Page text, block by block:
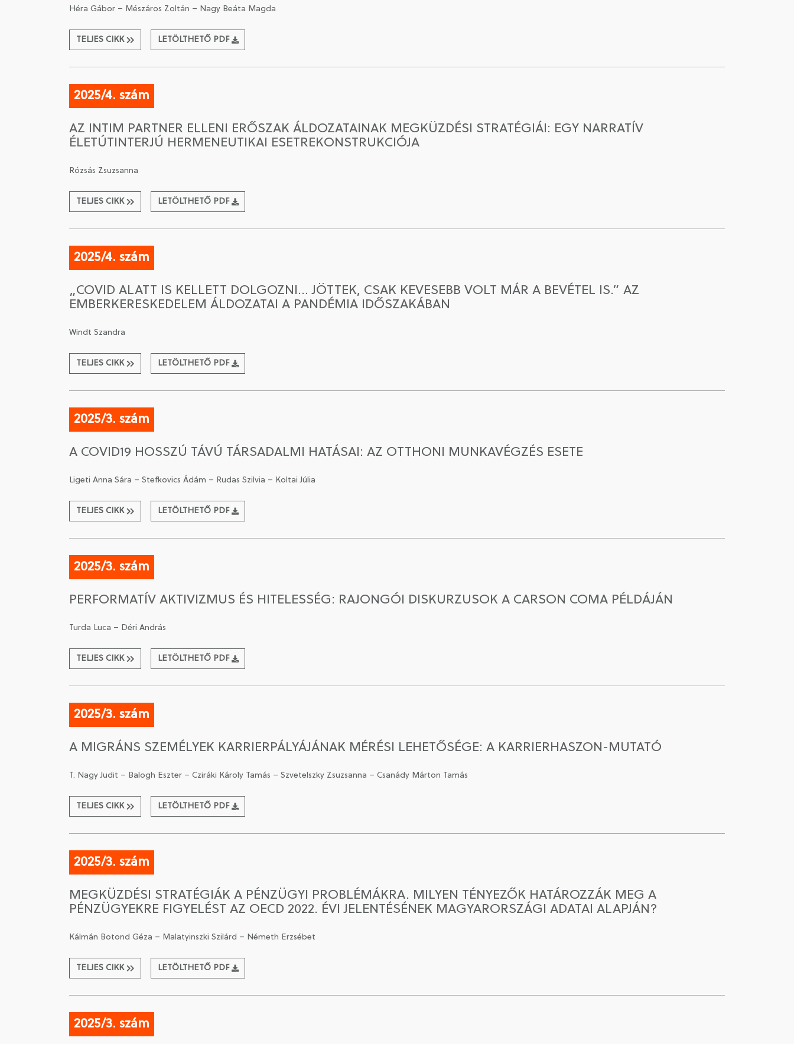
Héra Gábor – Mészáros Zoltán – Nagy Beáta Magda
TELJES CIKK LETÖLTHETŐ PDF
2025/4. szám
AZ INTIM PARTNER ELLENI ERŐSZAK ÁLDOZATAINAK MEGKÜZDÉSI STRATÉGIÁI: EGY NARRATÍV
ÉLETÚTINTERJÚ HERMENEUTIKAI ESETREKONSTRUKCIÓJA
Rózsás Zsuzsanna
TELJES CIKK LETÖLTHETŐ PDF
2025/4. szám
„COVID ALATT IS KELLETT DOLGOZNI… JÖTTEK, CSAK KEVESEBB VOLT MÁR A BEVÉTEL IS.” AZ
EMBERKERESKEDELEM ÁLDOZATAI A PANDÉMIA IDŐSZAKÁBAN
Windt Szandra
TELJES CIKK LETÖLTHETŐ PDF
2025/3. szám
A COVID19 HOSSZÚ TÁVÚ TÁRSADALMI HATÁSAI: AZ OTTHONI MUNKAVÉGZÉS ESETE
Ligeti Anna Sára – Stefkovics Ádám – Rudas Szilvia – Koltai Júlia
TELJES CIKK LETÖLTHETŐ PDF
2025/3. szám
PERFORMATÍV AKTIVIZMUS ÉS HITELESSÉG: RAJONGÓI DISKURZUSOK A CARSON COMA PÉLDÁJÁN
Turda Luca – Déri András
TELJES CIKK LETÖLTHETŐ PDF
2025/3. szám
A MIGRÁNS SZEMÉLYEK KARRIERPÁLYÁJÁNAK MÉRÉSI LEHETŐSÉGE: A KARRIERHASZON-MUTATÓ
T. Nagy Judit – Balogh Eszter – Cziráki Károly Tamás – Szvetelszky Zsuzsanna – Csanády Márton Tamás
TELJES CIKK LETÖLTHETŐ PDF
2025/3. szám
MEGKÜZDÉSI STRATÉGIÁK A PÉNZÜGYI PROBLÉMÁKRA. MILYEN TÉNYEZŐK HATÁROZZÁK MEG A
PÉNZÜGYEKRE FIGYELÉST AZ OECD 2022. ÉVI JELENTÉSÉNEK MAGYARORSZÁGI ADATAI ALAPJÁN?
Kálmán Botond Géza – Malatyinszki Szilárd – Németh Erzsébet
TELJES CIKK LETÖLTHETŐ PDF
2025/3. szám